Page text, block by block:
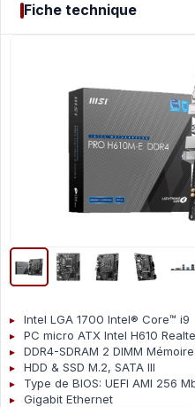
Fiche technique
Intel LGA 1700 Intel® Core™ i9
PC micro ATX Intel H610
DDR4-SDRAM 2 DIMM
HDD & SSD M.2, SATA III
Type de BIOS: UEFI AMI 256
Gigabit Ethernet